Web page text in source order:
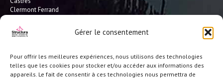
Gérer le consentement
Pour offrir les meilleures expériences, nous utilisons des technologies
telles que les cookies pour stocker et/ou accéder aux informations des
appareils. Le fait de consentir à ces technologies nous permettra de
Clermont Ferrand
Gaillac
Hossegor
Limoges
L'Isle Jourdain
Montauban